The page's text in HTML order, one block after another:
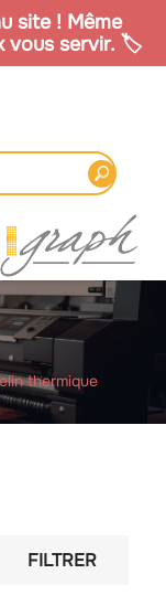
site ! Même
vous servir. 🏷️
thermique
FILTRER